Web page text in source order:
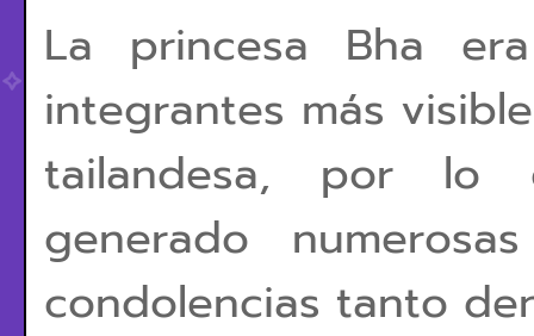
La princesa Bha
integrantes más
tailandesa, por lo
generado
condolencias tanto